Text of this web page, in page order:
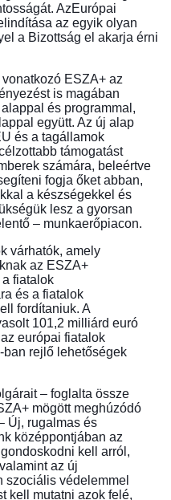
AzEurópai
az egyik olyan
a Bizottság el akarja érni
ESZA+ az
is magában
és programmal,
együtt. Az új alap
és a tagállamok
támogatást
számára, beleértve
fogja őket abban,
a készségekkel és
lesz a gyorsan
– munkaerőpiacon.
várhatók, amely
az ESZA+
fiatalok
és a fiatalok
fordítaniuk. A
101,2 milliárd euró
európai fiatalok
rejlő lehetőségek
– foglalta össze
mögött meghúzódó
Új, rugalmas és
középpontjában az
kell arról,
az új
szociális védelemmel
kell mutatni azok felé,